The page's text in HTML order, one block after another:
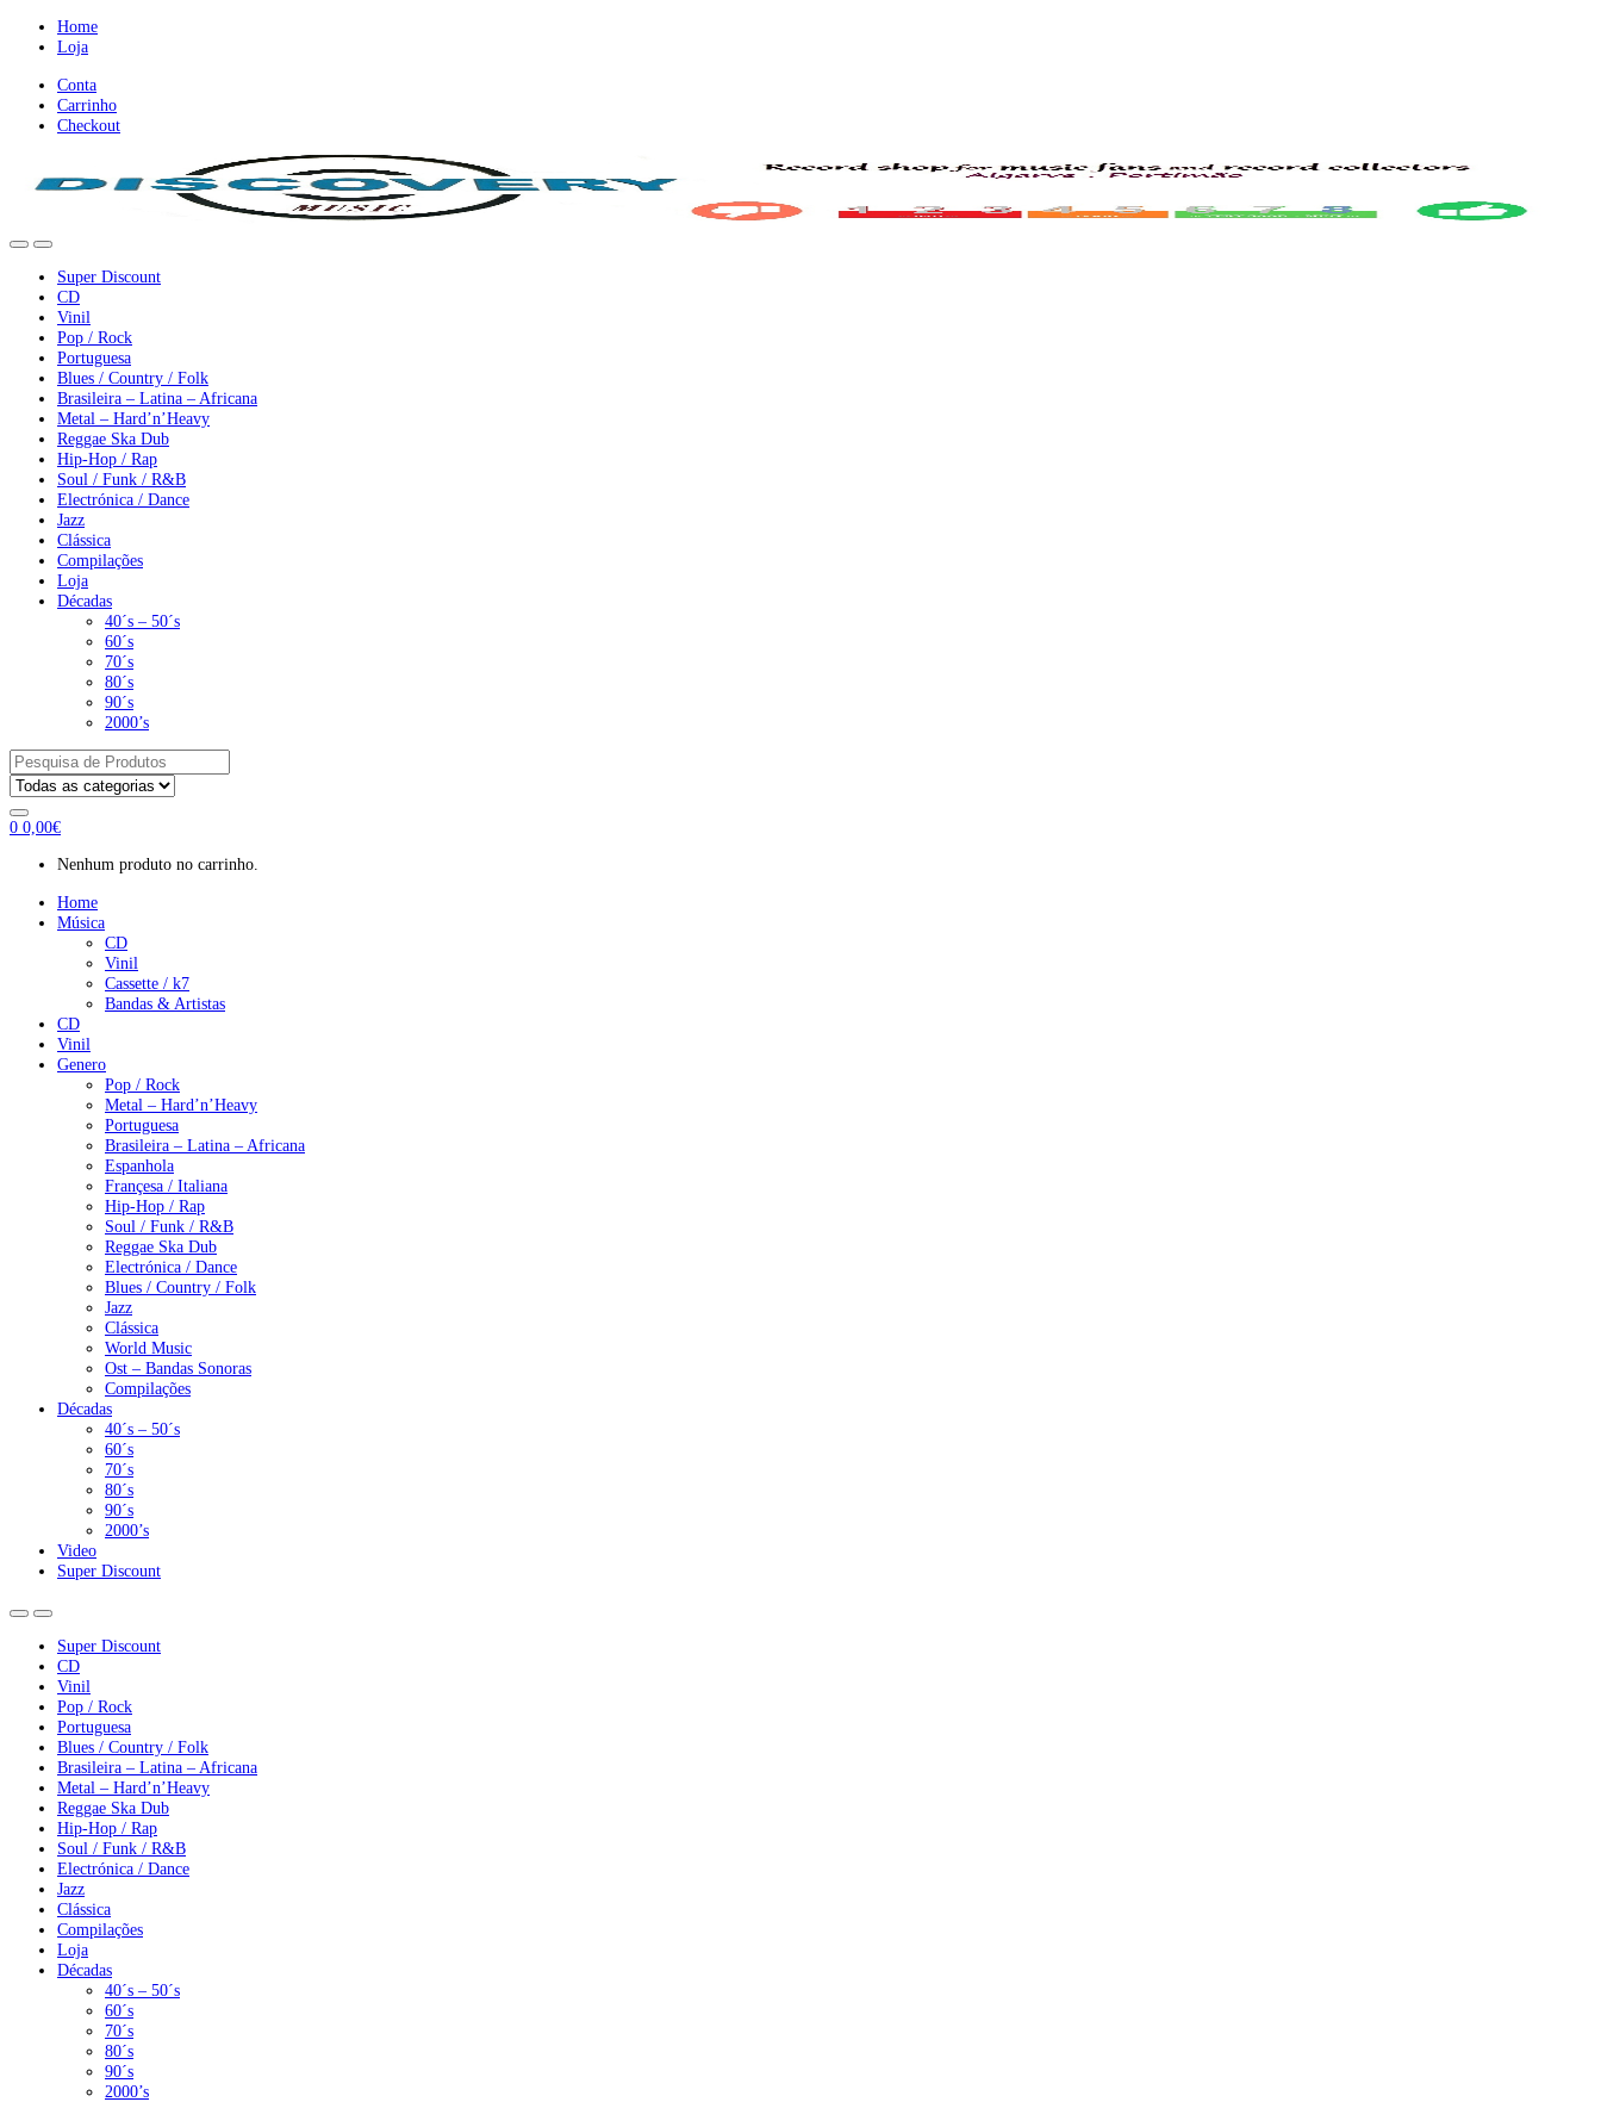
nevegação
conteúdo
Home
Loja
Conta
Carrinho
Checkout
Super Discount
CD
Vinil
Pop / Rock
Portuguesa
Blues / Country / Folk
Brasileira – Latina – Africana
Metal – Hard’n’Heavy
Reggae Ska Dub
Hip-Hop / Rap
Soul / Funk / R&B
Electrónica / Dance
Jazz
Clássica
Compilações
Loja
Décadas
40´s – 50´s
60´s
70´s
80´s
90´s
2000’s
Pesquisar
por:
0 0,00€
Nenhum produto no carrinho.
Home
Música
CD
Vinil
Cassette / k7
Bandas & Artistas
CD
Vinil
Genero
Pop / Rock
Metal – Hard’n’Heavy
Portuguesa
Brasileira – Latina – Africana
Espanhola
Françesa / Italiana
Hip-Hop / Rap
Soul / Funk / R&B
Reggae Ska Dub
Electrónica / Dance
Blues / Country / Folk
Jazz
Clássica
World Music
Ost – Bandas Sonoras
Compilações
Décadas
40´s – 50´s
60´s
70´s
80´s
90´s
2000’s
Video
Super Discount
Super Discount
CD
Vinil
Pop / Rock
Portuguesa
Blues / Country / Folk
Brasileira – Latina – Africana
Metal – Hard’n’Heavy
Reggae Ska Dub
Hip-Hop / Rap
Soul / Funk / R&B
Electrónica / Dance
Jazz
Clássica
Compilações
Loja
Décadas
40´s – 50´s
60´s
70´s
80´s
90´s
2000’s